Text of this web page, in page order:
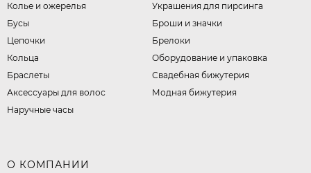
Колье и ожерелья
Бусы
Цепочки
Кольца
Браслеты
Аксессуары для волос
Наручные часы
Украшения для пирсинга
Броши и значки
Брелоки
Оборудование и упаковка
Свадебная бижутерия
Модная бижутерия
О КОМПАНИИ